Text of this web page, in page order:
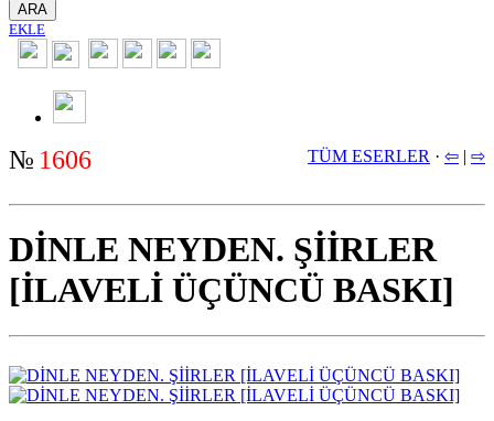
ARA
EKLE
№ 1606 TÜM ESERLER · ⇦ | ⇨
DİNLE NEYDEN. ŞİİRLER
[İLAVELİ ÜÇÜNCÜ BASKI]